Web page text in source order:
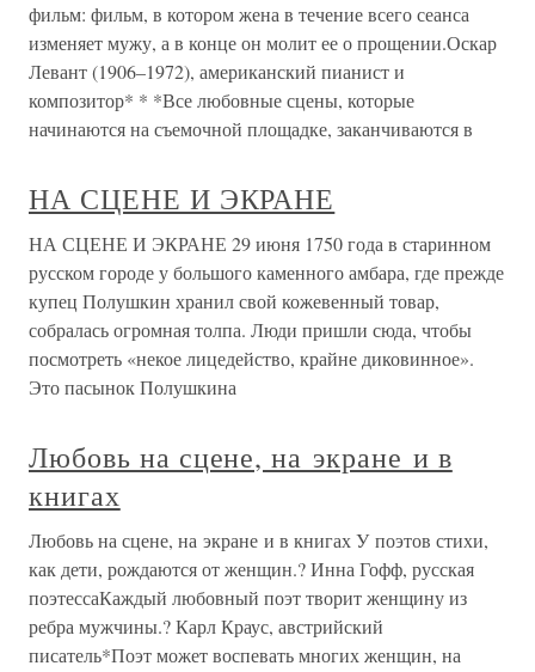
фильм: фильм, в котором жена в течение всего сеанса
изменяет мужу, а в конце он молит ее о прощении.Оскар
Левант (1906–1972), американский пианист и
композитор* * *Все любовные сцены, которые
начинаются на съемочной площадке, заканчиваются в
НА СЦЕНЕ И ЭКРАНЕ
НА СЦЕНЕ И ЭКРАНЕ 29 июня 1750 года в старинном
русском городе у большого каменного амбара, где прежде
купец Полушкин хранил свой кожевенный товар,
собралась огромная толпа. Люди пришли сюда, чтобы
посмотреть «некое лицедейство, крайне диковинное».
Это пасынок Полушкина
Любовь на сцене, на экране и в
книгах
Любовь на сцене, на экране и в книгах У поэтов стихи,
как дети, рождаются от женщин.? Инна Гофф, русская
поэтессаКаждый любовный поэт творит женщину из
ребра мужчины.? Карл Краус, австрийский
писатель*Поэт может воспевать многих женщин, на